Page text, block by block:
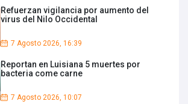
Refuerzan vigilancia por aumento del
virus del Nilo Occidental
7 Agosto 2026, 16:39
Reportan en Luisiana 5 muertes por
bacteria come carne
7 Agosto 2026, 10:07